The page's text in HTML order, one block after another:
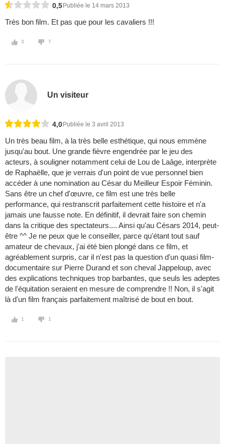
0,5 Publiée le 14 mars 2013
Très bon film. Et pas que pour les cavaliers !!!
3 7
Un visiteur
4,0 Publiée le 3 avril 2013
Un très beau film, à la très belle esthétique, qui nous emmène
jusqu'au bout. Une grande fièvre engendrée par le jeu des
acteurs, à souligner notamment celui de Lou de Laâge, interprète
de Raphaëlle, que je verrais d'un point de vue personnel bien
accéder à une nomination au César du Meilleur Espoir Féminin.
Sans être un chef d'œuvre, ce film est une très belle
performance, qui restranscrit parfaitement cette histoire et n'a
jamais une fausse note. En définitif, il devrait faire son chemin
dans la critique des spectateurs.... Ainsi qu'au Césars 2014, peut-
être ^^ Je ne peux que le conseiller, parce qu'étant tout sauf
amateur de chevaux, j'ai été bien plongé dans ce film, et
agréablement surpris, car il n'est pas la question d'un quasi film-
documentaire sur Pierre Durand et son cheval Jappeloup, avec
des explications techniques trop barbantes, que seuls les adeptes
de l'équitation seraient en mesure de comprendre !! Non, il s'agit
là d'un film français parfaitement maîtrisé de bout en bout.
1 1